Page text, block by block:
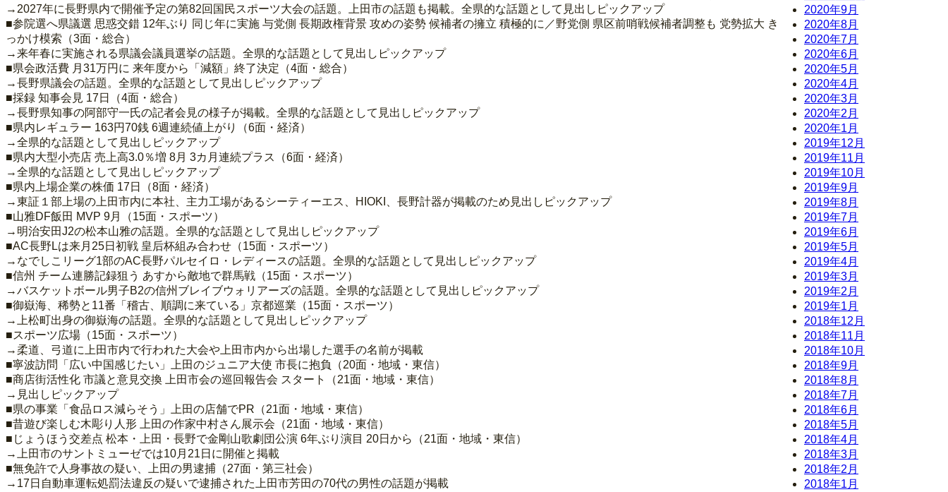
→2027年に長野県内で開催予定の第82回国民スポーツ大会の話題。上田市の話題も掲載。全県的な話題として見出しピックアップ
■参院選へ県議選 思惑交錯 12年ぶり 同じ年に実施 与党側 長期政権背景 攻めの姿勢 候補者の擁立 積極的に／野党側 県区前哨戦候補者調整も 党勢拡大 き
っかけ模索（3面・総合）
→来年春に実施される県議会議員選挙の話題。全県的な話題として見出しピックアップ
■県会政活費 月31万円に 来年度から「減額」終了決定（4面・総合）
→長野県議会の話題。全県的な話題として見出しピックアップ
■採録 知事会見 17日（4面・総合）
→長野県知事の阿部守一氏の記者会見の様子が掲載。全県的な話題として見出しピックアップ
■県内レギュラー 163円70銭 6週連続値上がり（6面・経済）
→全県的な話題として見出しピックアップ
■県内大型小売店 売上高3.0％増 8月 3カ月連続プラス（6面・経済）
→全県的な話題として見出しピックアップ
■県内上場企業の株価 17日（8面・経済）
→東証１部上場の上田市内に本社、主力工場があるシーティーエス、HIOKI、長野計器が掲載のため見出しピックアップ
■山雅DF飯田 MVP 9月（15面・スポーツ）
→明治安田J2の松本山雅の話題。全県的な話題として見出しピックアップ
■AC長野Lは来月25日初戦 皇后杯組み合わせ（15面・スポーツ）
→なでしこリーグ1部のAC長野パルセイロ・レディースの話題。全県的な話題として見出しピックアップ
■信州 チーム連勝記録狙う あすから敵地で群馬戦（15面・スポーツ）
→バスケットボール男子B2の信州ブレイブウォリアーズの話題。全県的な話題として見出しピックアップ
■御嶽海、稀勢と11番「稽古、順調に来ている」京都巡業（15面・スポーツ）
→上松町出身の御嶽海の話題。全県的な話題として見出しピックアップ
■スポーツ広場（15面・スポーツ）
→柔道、弓道に上田市内で行われた大会や上田市内から出場した選手の名前が掲載
■寧波訪問「広い中国感じたい」上田のジュニア大使 市長に抱負（20面・地域・東信）
■商店街活性化 市議と意見交換 上田市会の巡回報告会 スタート（21面・地域・東信）
→見出しピックアップ
■県の事業「食品ロス減らそう」上田の店舗でPR（21面・地域・東信）
■昔遊び楽しむ木彫り人形 上田の作家中村さん展示会（21面・地域・東信）
■じょうほう交差点 松本・上田・長野で金剛山歌劇団公演 6年ぶり演目 20日から（21面・地域・東信）
→上田市のサントミューゼでは10月21日に開催と掲載
■無免許で人身事故の疑い、上田の男逮捕（27面・第三社会）
→17日自動車運転処罰法違反の疑いで逮捕された上田市芳田の70代の男性の話題が掲載
2020年9月
2020年8月
2020年7月
2020年6月
2020年5月
2020年4月
2020年3月
2020年2月
2020年1月
2019年12月
2019年11月
2019年10月
2019年9月
2019年8月
2019年7月
2019年6月
2019年5月
2019年4月
2019年3月
2019年2月
2019年1月
2018年12月
2018年11月
2018年10月
2018年9月
2018年8月
2018年7月
2018年6月
2018年5月
2018年4月
2018年3月
2018年2月
2018年1月